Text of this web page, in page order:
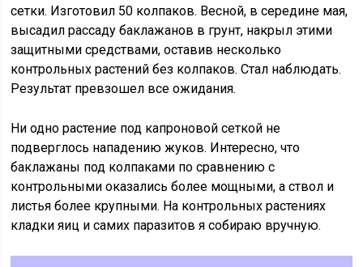
сетки. Изготовил 50 колпаков. Весной, в середине мая,
высадил рассаду баклажанов в грунт, накрыл этими
защитными средствами, оставив несколько
контрольных растений без колпаков. Стал наблюдать.
Результат превзошел все ожидания.
Ни одно растение под капроновой сеткой не
подверглось нападению жуков. Интересно, что
баклажаны под колпаками по сравнению с
контрольными оказались более мощными, а ствол и
листья более крупными. На контрольных растениях
кладки яиц и самих паразитов я собираю вручную.